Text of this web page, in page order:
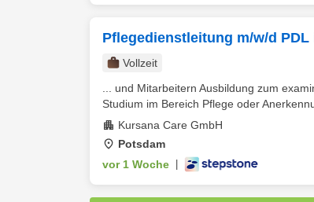
Pflegedienstleitung m/w/d
Vollzeit
... und Mitarbeitern Ausbildung zum
Studium im Bereich Pflege oder
Kursana Care GmbH
Potsdam
vor 1 Woche